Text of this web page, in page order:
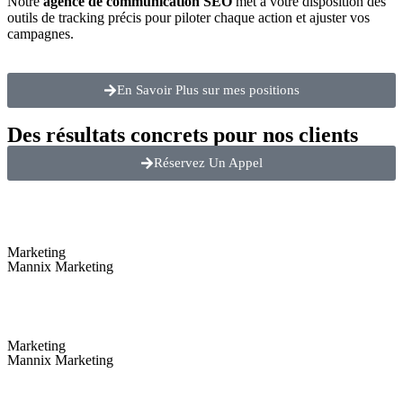
outils de tracking précis pour piloter chaque action et ajuster vos
campagnes.
En Savoir Plus sur mes positions
Des résultats concrets pour nos clients
Réservez Un Appel
Marketing
Mannix Marketing
Marketing
Mannix Marketing